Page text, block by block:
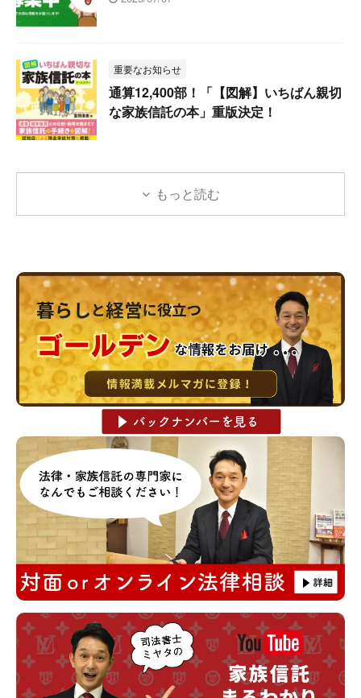
重要なお知らせ
通算12,400部！「【図解】いちばん親切
な家族信託の本」重版決定！
もっと読む